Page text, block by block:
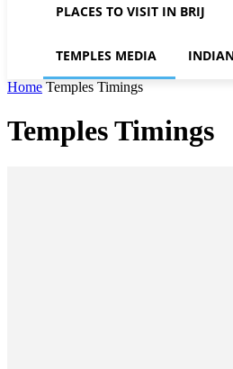
PLACES TO VISIT IN BRIJ
TEMPLES MEDIA
Home Temples Timings
Temples Timings